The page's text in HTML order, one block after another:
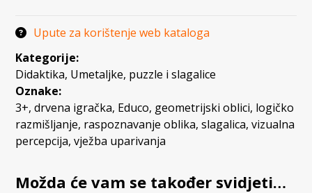
Upute za korištenje web kataloga
Kategorije:
Didaktika, Umetaljke, puzzle i slagalice
Oznake:
3+,drvena igračka, Educo, geometrijski oblici, logičko
razmišljanje, raspoznavanje oblika,slagalica,vizualna
percepcija,vježba uparivanja
Možda će vam se također svidjeti…